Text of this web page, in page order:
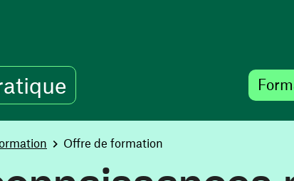
Offre de formation